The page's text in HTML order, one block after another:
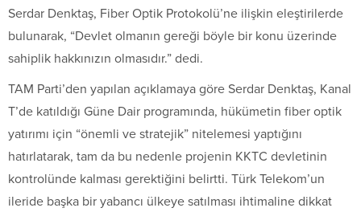
Serdar Denktaş, Fiber Optik Protokolü’ne ilişkin eleştirilerde
bulunarak, “Devlet olmanın gereği böyle bir konu üzerinde
sahiplik hakkınızın olmasıdır.” dedi.
TAM Parti’den yapılan açıklamaya göre Serdar Denktaş, Kanal
T’de katıldığı Güne Dair programında, hükümetin fiber optik
yatırımı için “önemli ve stratejik” nitelemesi yaptığını
hatırlatarak, tam da bu nedenle projenin KKTC devletinin
kontrolünde kalması gerektiğini belirtti. Türk Telekom’un
ileride başka bir yabancı ülkeye satılması ihtimaline dikkat